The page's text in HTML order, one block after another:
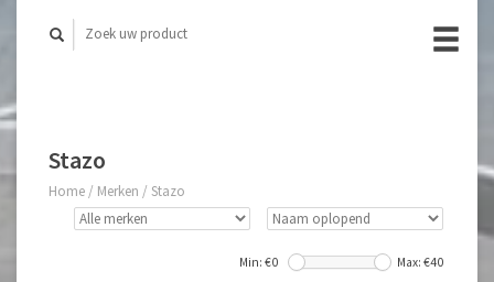
Stazo
Home / Merken / Stazo
Min: €0 Max: €40